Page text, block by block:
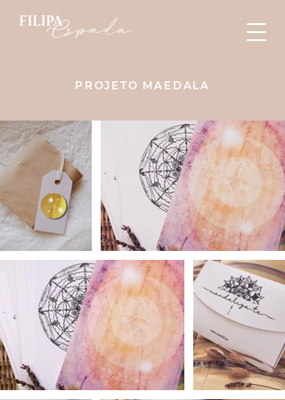
PROJETO MAEDALA